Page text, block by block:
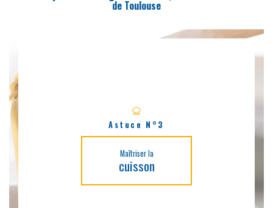
de Toulouse
Astuce N°3
Maîtriser la
cuisson